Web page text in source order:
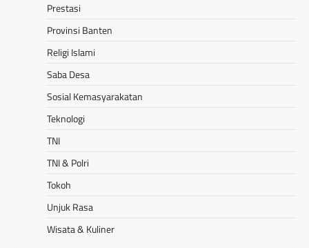
Prestasi
Provinsi Banten
Religi Islami
Saba Desa
Sosial Kemasyarakatan
Teknologi
TNI
TNI & Polri
Tokoh
Unjuk Rasa
Wisata & Kuliner